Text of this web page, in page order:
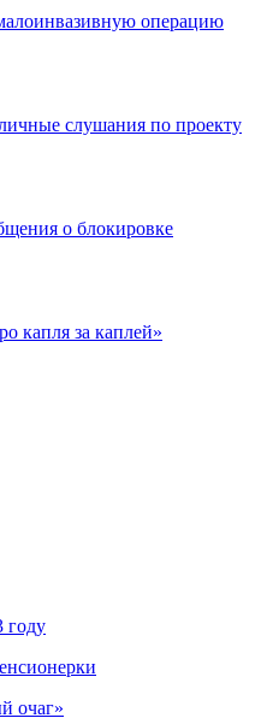
операцию
слушания по проекту
о блокировке
капля за каплей»
году
очаг»